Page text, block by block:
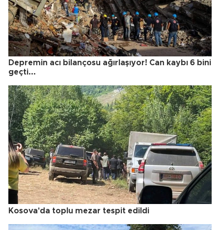
Depremin acı bilançosu ağırlaşıyor! Can kaybı 6 bini
geçti...
Kosova'da toplu mezar tespit edildi